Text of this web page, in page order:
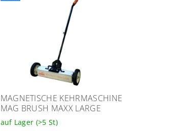
MAGNETISCHE KEHRMASCHINE
MAG BRUSH MAXX LARGE
auf Lager (>5 St)